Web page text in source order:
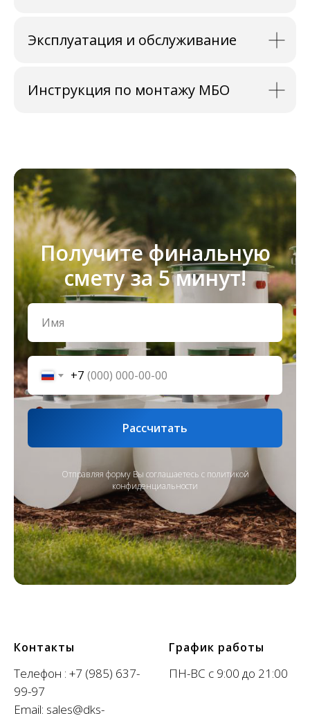
Эксплуатация и обслуживание
Инструкция по монтажу МБО
Получите финальную
смету за 5 минут!
+7
Рассчитать
Отправляя форму Вы соглашаетесь с политикой
конфиденциальности
Контакты
Телефон : +7 (985) 637-
99-97
Email: sales@dks-
График работы
ПН-ВС с 9:00 до 21:00
© 2006-2026 ДКС - официальный сайт производителя.
Статьи
Политика конфиденциальности